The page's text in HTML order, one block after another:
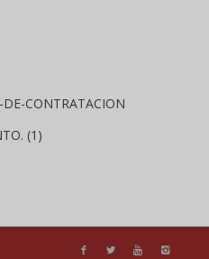
DE-CONTRATACION
(1)